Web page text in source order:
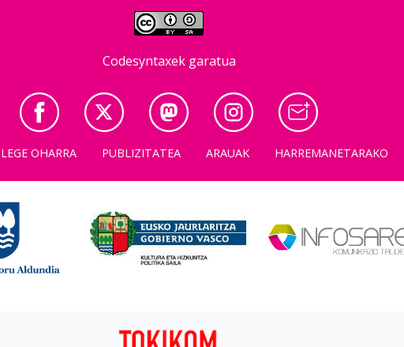
Codesyntaxek garatua
LEGE OHARRA PUBLIZITATEA ARAUAK HARREMANETARAKO